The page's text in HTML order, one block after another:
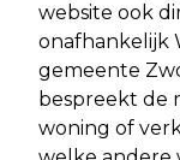
website ook
onafhankelijk
gemeente
bespreekt de
woning of